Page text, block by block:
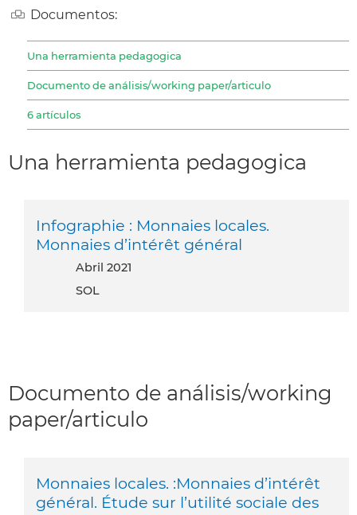
Documentos:
Una herramienta pedagogica
Documento de análisis/working paper/articulo
6 artículos
Una herramienta pedagogica
Infographie : Monnaies locales.
Monnaies d’intérêt général
abril 2021
SOL
Documento de análisis/working
paper/articulo
Monnaies locales. :Monnaies d’intérêt
général. Étude sur l’utilité sociale des